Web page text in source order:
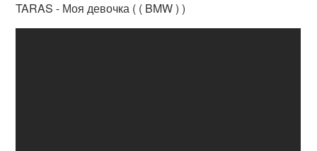
TARAS - Моя девочка ( ( BMW ) )